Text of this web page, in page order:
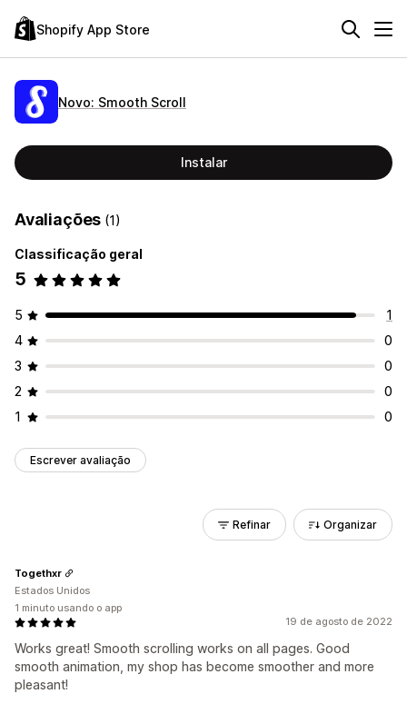
Shopify App Store
Novo: Smooth Scroll
Instalar
Avaliações (1)
Classificação geral
5
5
1
4
0
3
0
2
0
1
0
Escrever avaliação
Refinar Organizar
19 de agosto de 2022
Works great! Smooth scrolling works on all pages. Good
smooth animation, my shop has become smoother and more
pleasant!
Togethxr
Estados Unidos
1 minuto usando o app